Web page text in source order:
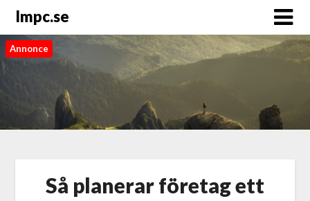
Impc.se
Annonce
Så planerar företag ett